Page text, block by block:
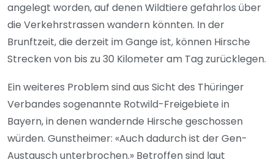
angelegt worden, auf denen Wildtiere gefahrlos über
die Verkehrstrassen wandern könnten. In der
Brunftzeit, die derzeit im Gange ist, können Hirsche
Strecken von bis zu 30 Kilometer am Tag zurücklegen.
Ein weiteres Problem sind aus Sicht des Thüringer
Verbandes sogenannte Rotwild-Freigebiete in
Bayern, in denen wandernde Hirsche geschossen
würden. Gunstheimer: «Auch dadurch ist der Gen-
Austausch unterbrochen.» Betroffen sind laut